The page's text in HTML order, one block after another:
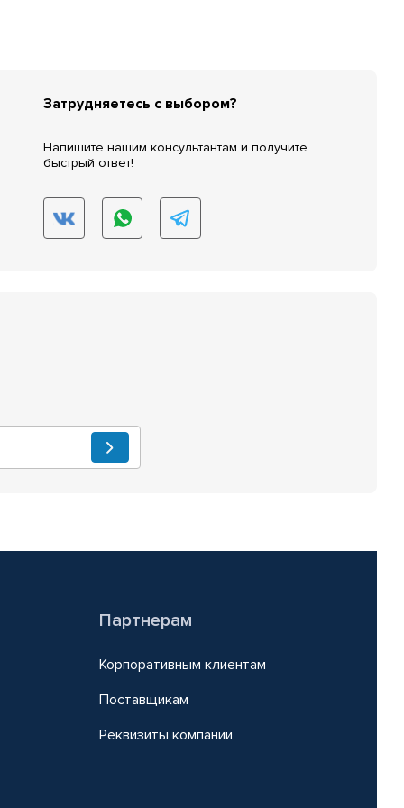
Затрудняетесь с выбором?
Напишите нашим консультантам и получите
быстрый ответ!
Партнерам
Корпоративным клиентам
Поставщикам
Реквизиты компании